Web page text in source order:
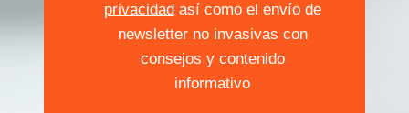
privacidad así como el envío de
newsletter no invasivas con
consejos y contenido
informativo